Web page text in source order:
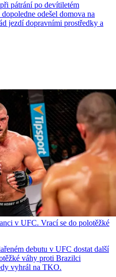
pátrání po devítiletém
odešel domova na
jezdí dopravními prostředky a
v UFC. Vrací se do polotěžké
debutu v UFC dostat další
váhy proti Brazilci
vyhrál na TKO.